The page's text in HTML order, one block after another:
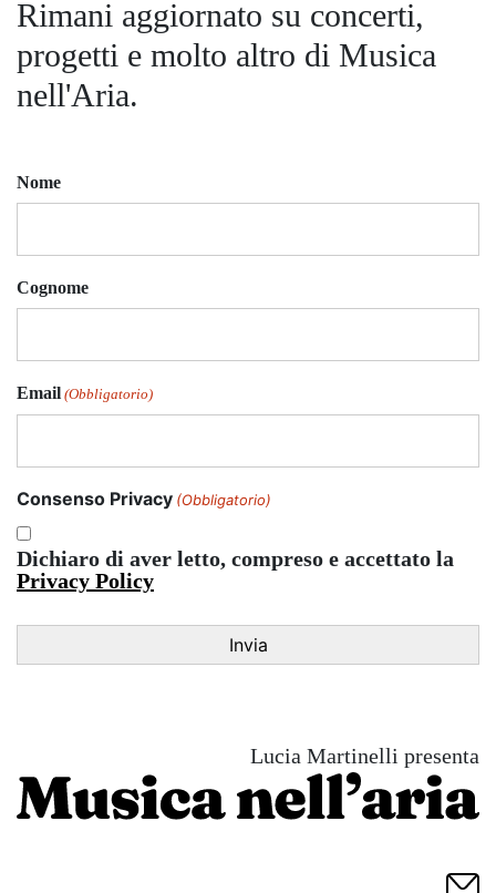
Rimani aggiornato su concerti,
progetti e molto altro di Musica
nell'Aria.
Nome
Cognome
Email (Obbligatorio)
Consenso Privacy (Obbligatorio)
Dichiaro di aver letto, compreso e accettato la
Privacy Policy
Lucia Martinelli presenta